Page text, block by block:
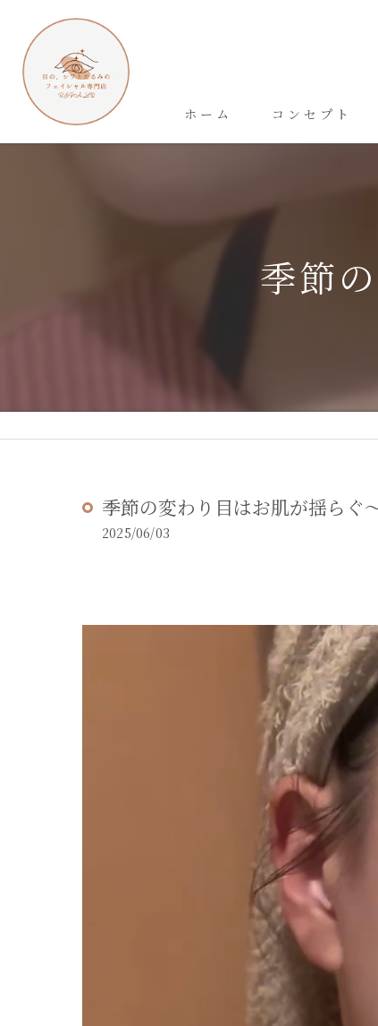
ホーム コンセプト
季節
季節の変わり目はお肌が揺らぐ
2025/06/03